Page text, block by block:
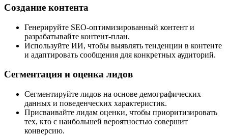
Создание контента
Генерируйте SEO-оптимизированный контент и
разрабатывайте контент-план.
Используйте ИИ, чтобы выявлять тенденции в контенте
и адаптировать сообщения для конкретных аудиторий.
Сегментация и оценка лидов
Сегментируйте лидов на основе демографических
данных и поведенческих характеристик.
Присваивайте лидам оценки, чтобы приоритизировать
тех, кто с наибольшей вероятностью совершит
конверсию.